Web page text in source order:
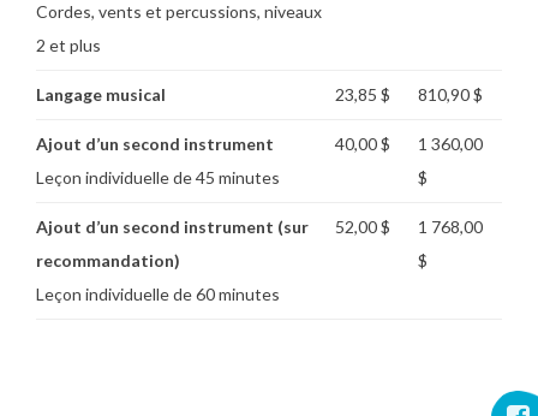
Cordes, vents et percussions, niveaux
2 et plus
Langage musical 23,85 $ 810,90 $
Ajout d’un second instrument
Leçon individuelle de 45 minutes
40,00 $
1 360,00
$
Ajout d’un second instrument (sur
recommandation)
Leçon individuelle de 60 minutes
52,00 $
1 768,00
$